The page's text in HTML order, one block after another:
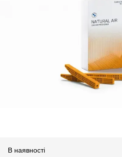
В наявності